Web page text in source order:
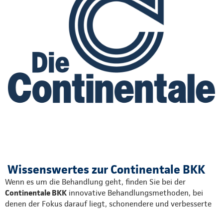
Wissenswertes zur Continentale BKK
Wenn es um die Behandlung geht, finden Sie bei der
Continentale BKK innovative Behandlungsmethoden, bei
denen der Fokus darauf liegt, schonendere und verbesserte